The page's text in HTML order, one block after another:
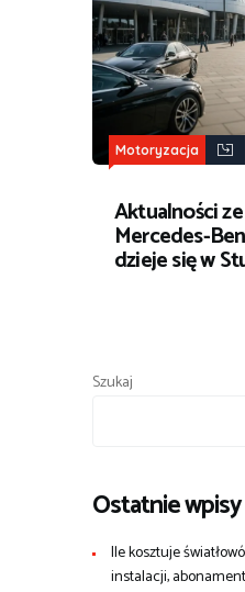
Motoryzacja
Aktualności
Mercedes-
dzieje się w
Szukaj
Ostatnie wpisy
Ile kosztuje
instalacji,